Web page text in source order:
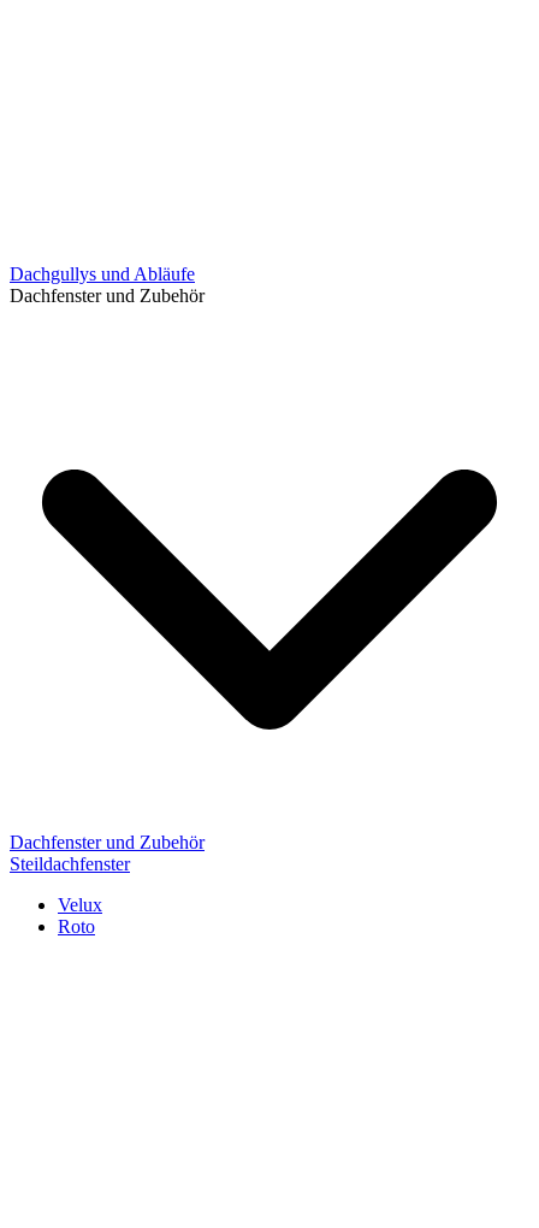
Dachgullys und Abläufe
Dachfenster und Zubehör
Dachfenster und Zubehör
Steildachfenster
Velux
Roto